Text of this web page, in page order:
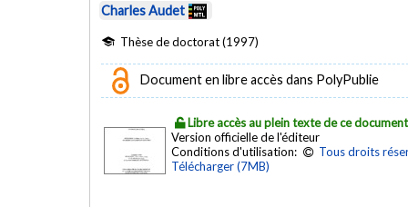
Charles Audet
Thèse de doctorat (1997)
Document en libre accès dans PolyPublie
Libre accès au plein texte de ce document
Version officielle de l'éditeur
Conditions d'utilisation:
Tous droits
Télécharger (7MB)